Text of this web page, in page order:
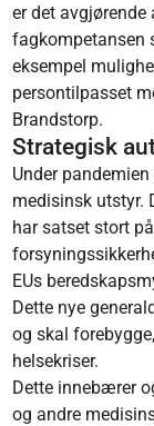
er det avgjørende
fagkompetansen
eksempel
persontilpasset
Brandstorp.
Strategisk
Under
medisinsk utstyr.
har satset stort
EUs
Dette nye
og skal
helsekriser.
Dette innebærer
og andre